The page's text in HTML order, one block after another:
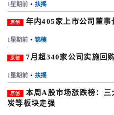
1星期前 • 扶摇
原创 年内405家上市公司董
1星期前 • 锦楠
原创 7月超340家公司实施回
1星期前 • 扶摇
原创
本周A股市场涨跌榜：
炭等板块走强